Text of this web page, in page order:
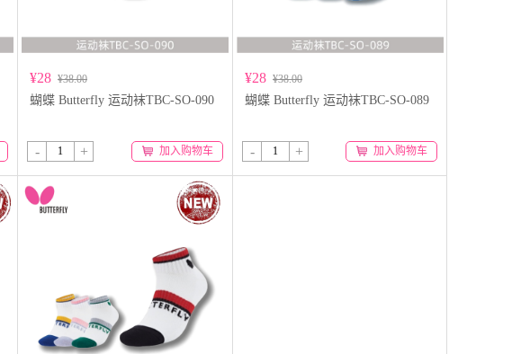
¥28 ¥38.00
蝴蝶 Butterfly 运动袜TBC-SO-090
- + 加入购物车
¥28 ¥38.00
蝴蝶 Butterfly 运动袜TBC-SO-089
- + 加入购物车